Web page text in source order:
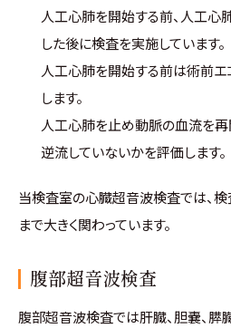
人工心肺を開始する前、人工心
した後に検査を実施しています。
人工心肺を開始する前は術前
します。
人工心肺を止め動脈の血流を再
逆流していないかを評価します。
当検査室の心臓超音波検査では、
まで大きく関わっています。
腹部超音波検査
腹部超音波検査では肝臓、胆嚢、膵